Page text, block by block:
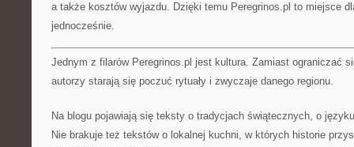
a także kosztów wyjazdu. Dzięki temu Peregrinos.pl to miejsce
jednocześnie.
Jednym z filarów Peregrinos.pl jest kultura. Zamiast ograniczać
autorzy starają się poczuć rytuały i zwyczaje danego regionu.
Na blogu pojawiają się teksty o tradycjach świątecznych, o
Nie brakuje też tekstów o lokalnej kuchni, w których historie